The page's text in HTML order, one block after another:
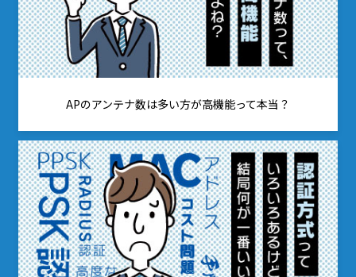
APのアンテナ数は多い方が高機能って本当？